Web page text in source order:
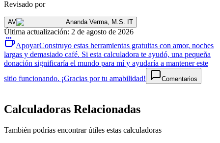
Revisado por
AV Ananda Verma, M.S. IT
Última actualización: 2 de agosto de 2026
ApoyarConstruyo estas herramientas gratuitas con amor, noches
largas y demasiado café. Si esta calculadora te ayudó, una pequeña
donación significaría el mundo para mí y ayudaría a mantener este
sitio funcionando. ¡Gracias por tu amabilidad!
Comentarios
Calculadoras Relacionadas
También podrías encontrar útiles estas calculadoras